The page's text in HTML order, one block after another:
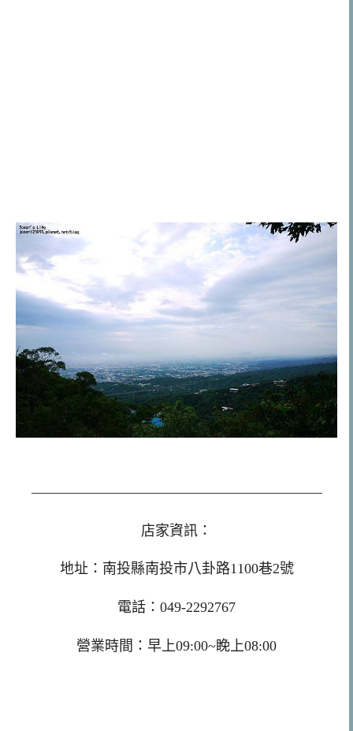
————————————————————–
店家資訊：
地址： 南投縣南投市八卦路1100巷2號
電話： 049-2292767
營業時間：早上09:00~睌上08:00